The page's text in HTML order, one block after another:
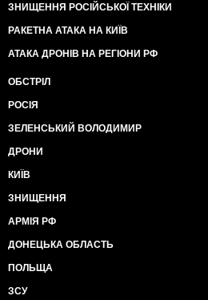
ЗНИЩЕННЯ РОСІЙСЬКОЇ ТЕХНІКИ
РАКЕТНА АТАКА НА КИЇВ
АТАКА ДРОНІВ НА РЕГІОНИ РФ
ОБСТРІЛ
РОСІЯ
ЗЕЛЕНСЬКИЙ ВОЛОДИМИР
ДРОНИ
КИЇВ
ЗНИЩЕННЯ
АРМІЯ РФ
ДОНЕЦЬКА ОБЛАСТЬ
ПОЛЬЩА
ЗСУ